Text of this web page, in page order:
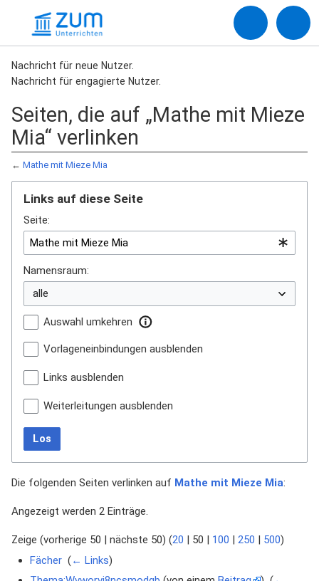
Nachricht für neue Nutzer.
Nachricht für engagierte Nutzer.
Seiten, die auf „Mathe mit Mieze
Mia“ verlinken
← Mathe mit Mieze Mia
Links auf diese Seite
Seite:
Namensraum:
Auswahl umkehren
Vorlageneinbindungen ausblenden
Links ausblenden
Weiterleitungen ausblenden
Los
Die folgenden Seiten verlinken auf Mathe mit Mieze Mia:
Angezeigt werden 2 Einträge.
Zeige (vorherige 50 nächste 50) (20 50 100 250 500)
Fächer‎ (← Links)